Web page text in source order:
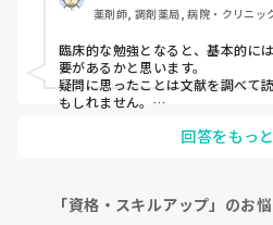
薬剤師, 調剤薬局, 病院・クリニッ
臨床的な勉強となると、基本的に
要があるかと思います。
疑問に思ったことは文献を調べて
もしれません。
と良いかもしれません。 回答をもっ
「資格・スキルアップ」のお